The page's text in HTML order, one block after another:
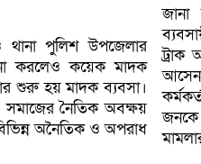
থানা পুলিশ উপজেলার
করলেও কয়েক মাদক
শুরু হয় মাদক ব্যবসা।
নৈতিক অবক্ষয়
অনৈতিক ও অপরাধ
জানা
ট্রাক
জনকে